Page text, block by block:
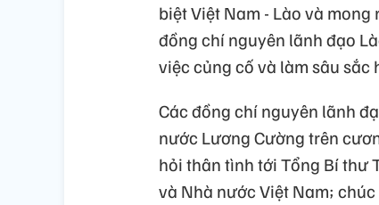
biệt Việt Nam - Lào và
đồng chí nguyên lãnh đạo
việc củng cố và làm sâu
Các đồng chí nguyên lãnh
nước Lương Cường trên
hỏi thân tình tới Tổng Bí thư
và Nhà nước Việt Nam;